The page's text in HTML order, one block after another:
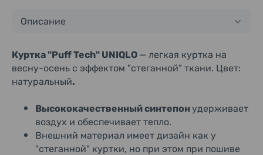
Описание
Куртка "Puff Tech" UNIQLO — легкая куртка на
весну-осень с эффектом "стеганной" ткани. Цвет:
натуральный.
Высококачественный синтепон удерживает
воздух и обеспечивает тепло.
Внешний материал имеет дизайн как у
"стеганной" куртки, но при этом при пошиве